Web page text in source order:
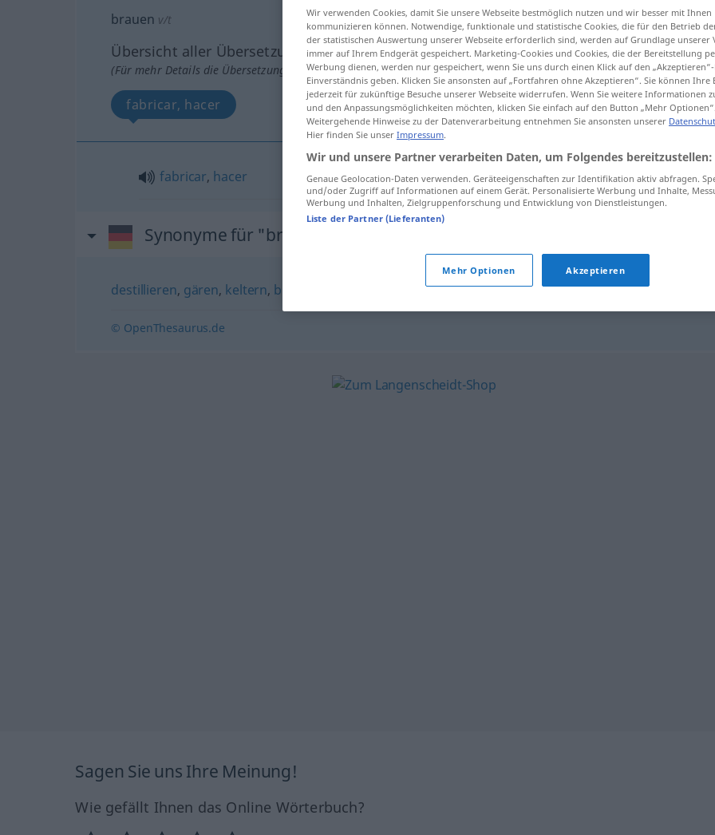
brauen v/t
Übersicht aller Übersetzungen
(Für mehr Details die Übersetzung anklicken/antippen)
fabricar, hacer
fabricar, hacer brauenBier
Synonyme für "brauen"
destillieren, gären, keltern, brennen
© OpenThesaurus.de
Sagen Sie uns Ihre Meinung!
Wie gefällt Ihnen das Online Wörterbuch?
Wir verwenden Cookies, damit Sie unsere Webseite bestmöglich nutzen und wir besser mit Ihnen
kommunizieren können. Notwendige, funktionale und statistische Cookies, die für den Betrieb
der statistischen Auswertung unserer Webseite erforderlich sind, werden auf Grundlage unserer
immer auf Ihrem Endgerät gespeichert. Marketing-Cookies und Cookies, die der Bereitstellung
Werbung dienen, werden nur gespeichert, wenn Sie uns durch einen Klick auf den
Einverständnis geben. Klicken Sie ansonsten auf „Fortfahren ohne Akzeptieren“. Sie können Ihre
jederzeit für zukünftige Besuche unserer Webseite widerrufen. Wenn Sie weitere Informationen
und den Anpassungsmöglichkeiten möchten, klicken Sie einfach auf den Button „Mehr Optionen“.
Weitergehende Hinweise zu der Datenverarbeitung entnehmen Sie ansonsten unserer
Hier finden Sie unser Impressum.
Wir und unsere Partner verarbeiten Daten, um Folgendes bereitzustellen:
Genaue Geolocation-Daten verwenden. Geräteeigenschaften zur Identifikation aktiv abfragen.
und/oder Zugriff auf Informationen auf einem Gerät. Personalisierte Werbung und Inhalte,
Werbung und Inhalten, Zielgruppenforschung und Entwicklung von Dienstleistungen.
Liste der Partner (Lieferanten)
Mehr Optionen Akzeptieren